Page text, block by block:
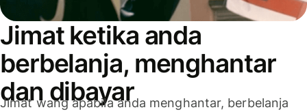
Jimat ketika anda
berbelanja, menghantar
dan dibayar
Jimat wang apabila anda menghantar, berbelanja